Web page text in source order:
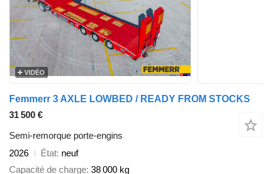
VIDÉO
Femmerr 3 AXLE LOWBED / READY FROM STOCKS
31 500 €
Semi-remorque porte-engins
2026
État neuf
Capacité de charge 38 000 kg